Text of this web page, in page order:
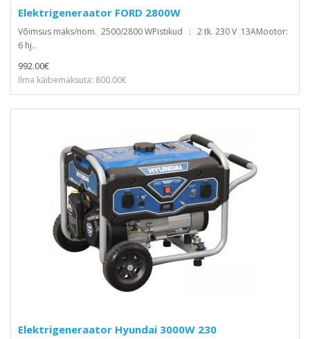
Elektrigeneraator FORD 2800W
Võimsus maks/nom. 2500/2800 WPistikud : 2 tk. 230 V 13AMootor:
6 hj..
992.00€
Ilma käibemaksuta: 800.00€
Elektrigeneraator Hyundai 3000W 230